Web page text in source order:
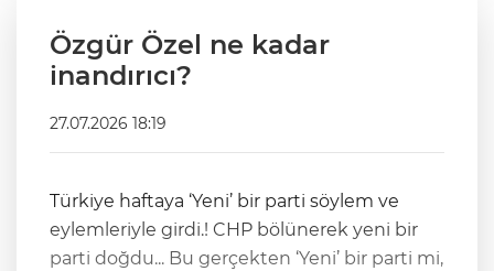
Özgür Özel ne kadar
inandırıcı?
27.07.2026 18:19
Türkiye haftaya ‘Yeni’ bir parti söylem ve
eylemleriyle girdi.! CHP bölünerek yeni bir
parti doğdu... Bu gerçekten ‘Yeni’ bir parti mi,